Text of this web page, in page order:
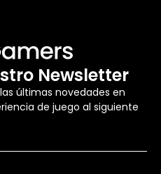
Newsletter
últimas novedades en
de juego al siguiente